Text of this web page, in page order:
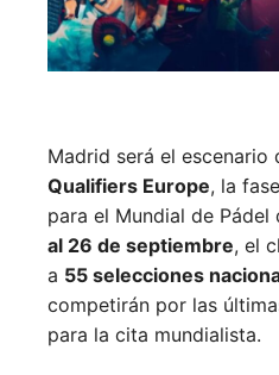
Madrid será el escenario
Qualifiers Europe, la
para el Mundial de Pádel
al 26 de septiembre, el
a 55 selecciones
competirán por las
para la cita mundialista.